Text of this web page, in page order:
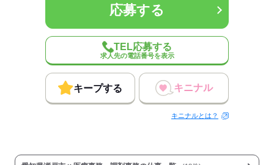
・資格取得支援制度あり
・昇給制度あり
・ジョブローテーション制度あり
応募する
応募する
TEL応募する
求人先の電話番号を表示
キープする キニナル
キニナルとは？